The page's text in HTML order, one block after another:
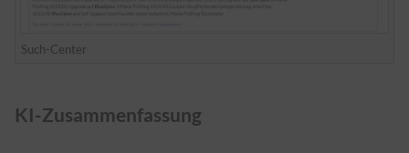
Such-Center
KI-Zusammenfassung